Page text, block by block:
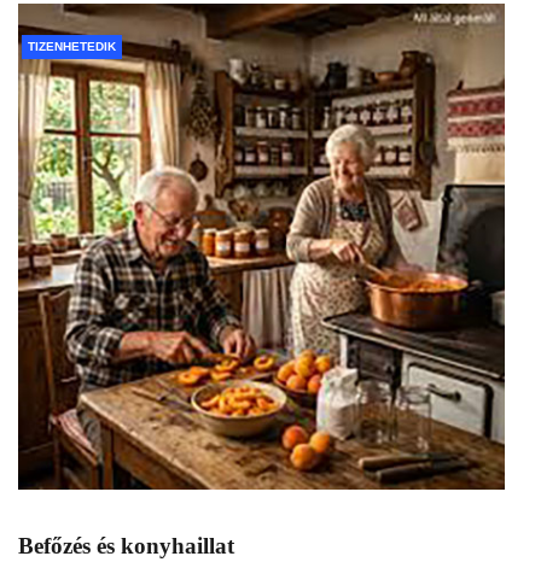
TIZENHETEDIK
Befőzés és konyhaillat